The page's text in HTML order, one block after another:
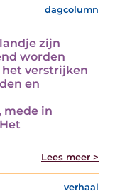
dagcolumn
zijn
worden
het verstrijken
en
mede in
Lees meer >
verhaal